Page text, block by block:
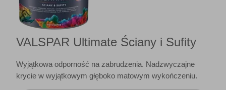
VALSPAR Ultimate Ściany i Sufity
Wyjątkowa odporność na zabrudzenia. Nadzwyczajne
krycie w wyjątkowym głęboko matowym wykończeniu.